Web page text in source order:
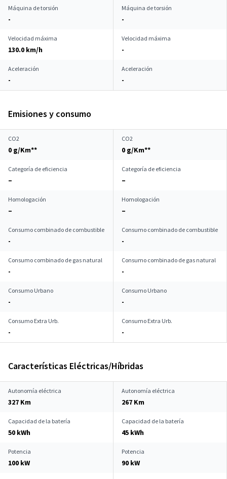
Máquina de torsión
-
Máquina de torsión
-
Velocidad máxima
130.0 km/h
Velocidad máxima
-
Aceleración
-
Aceleración
-
Emisiones y consumo
CO2
0 g/Km**
CO2
0 g/Km**
Categoría de eficiencia
–
Categoría de eficiencia
–
Homologación
–
Homologación
–
Consumo combinado de combustible
-
Consumo combinado de combustible
-
Consumo combinado de gas natural
-
Consumo combinado de gas natural
-
Consumo Urbano
-
Consumo Urbano
-
Consumo Extra Urb.
-
Consumo Extra Urb.
-
Características Eléctricas/Híbridas
Autonomía eléctrica
327 Km
Autonomía eléctrica
267 Km
Capacidad de la batería
50 kWh
Capacidad de la batería
45 kWh
Potencia
100 kW
Potencia
90 kW